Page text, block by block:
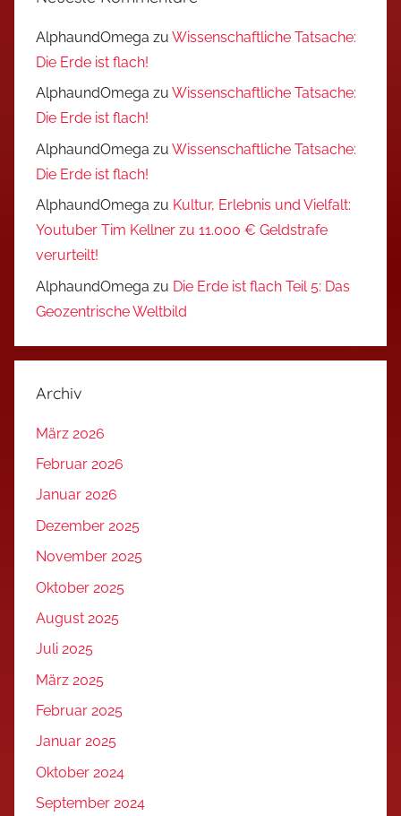
AlphaundOmega zu Wissenschaftliche Tatsache:
Die Erde ist flach!
AlphaundOmega zu Wissenschaftliche Tatsache:
Die Erde ist flach!
AlphaundOmega zu Wissenschaftliche Tatsache:
Die Erde ist flach!
AlphaundOmega zu Kultur, Erlebnis und Vielfalt:
Youtuber Tim Kellner zu 11.000 € Geldstrafe
verurteilt!
AlphaundOmega zu Die Erde ist flach Teil 5: Das
Geozentrische Weltbild
Archiv
März 2026
Februar 2026
Januar 2026
Dezember 2025
November 2025
Oktober 2025
August 2025
Juli 2025
März 2025
Februar 2025
Januar 2025
Oktober 2024
September 2024